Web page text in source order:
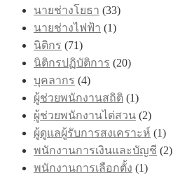
นายช่างโยธา (33)
นายช่างไฟฟ้า (1)
นิติกร (71)
นิติกรปฏิบัติการ (20)
บุคลากร (4)
ผู้ช่วยพนักงานสถิติ (1)
ผู้ช่วยพนักงานไต่สวน (2)
ผู้ดูแลผู้รับการสงเคราะห์ (1)
พนักงานการเงินและบัญชี (2)
พนักงานการเลือกตั้ง (1)